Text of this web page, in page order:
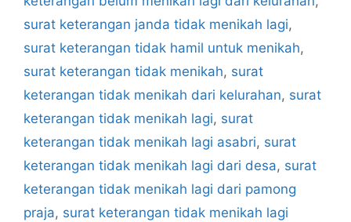
surat keterangan janda tidak menikah lagi,
surat keterangan tidak hamil untuk menikah,
surat keterangan tidak menikah, surat
keterangan tidak menikah dari kelurahan, surat
keterangan tidak menikah lagi, surat
keterangan tidak menikah lagi asabri, surat
keterangan tidak menikah lagi dari desa, surat
keterangan tidak menikah lagi dari pamong
praja, surat keterangan tidak menikah lagi